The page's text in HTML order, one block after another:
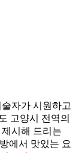
자가 시원하고
고양시 전역의
시해 드리는
에서 맛있는 요